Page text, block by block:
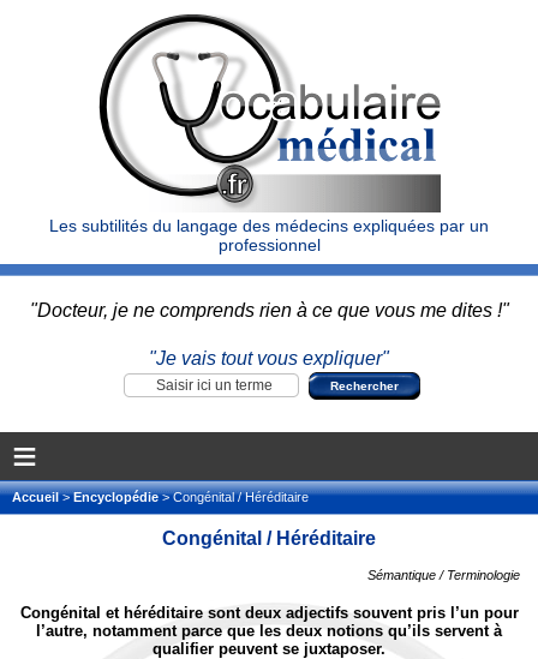
Les subtilités du langage des médecins expliquées par un
professionnel
"Docteur, je ne comprends rien à ce que vous me dites !"
"Je vais tout vous expliquer"
≡
Accueil>Encyclopédie> Congénital / Héréditaire
Congénital / Héréditaire
Sémantique / Terminologie
Congénital et héréditaire sont deux adjectifs souvent pris l’un pour
l’autre, notamment parce que les deux notions qu’ils servent à
qualifier peuvent se juxtaposer.